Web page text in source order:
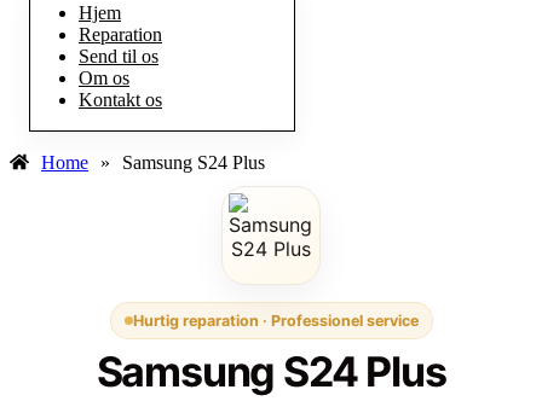
Hjem
Reparation
Send til os
Om os
Kontakt os
Home » Samsung S24 Plus
Hurtig reparation · Professionel service
Samsung S24 Plus